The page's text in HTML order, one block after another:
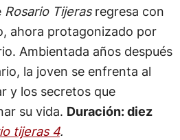
Rosario Tijerasregresa con
ahora protagonizado por
Ambientada años después
la joven se enfrenta al
y los secretos que
su vida. Duración: diez
tijeras 4.